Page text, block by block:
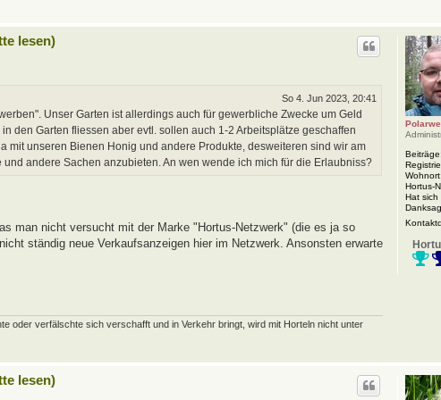
Beiträge:
Wohnort:
Hortus-
Hat
lesen)
So 4. Jun 2023, 20:41
Unser Garten ist allerdings auch für gewerbliche Zwecke um Geld
den Garten fliessen aber evtl. sollen auch 1-2 Arbeitsplätze geschaffen
mit unseren Bienen Honig und andere Produkte, desweiteren sind wir am
andere Sachen anzubieten. An wen wende ich mich für die Erlaubniss?
man nicht versucht mit der Marke "Hortus-Netzwerk" (die es ja so
ständig neue Verkaufsanzeigen hier im Netzwerk. Ansonsten erwarte
oder verfälschte sich verschafft und in Verkehr bringt, wird mit Horteln nicht unter
lesen)